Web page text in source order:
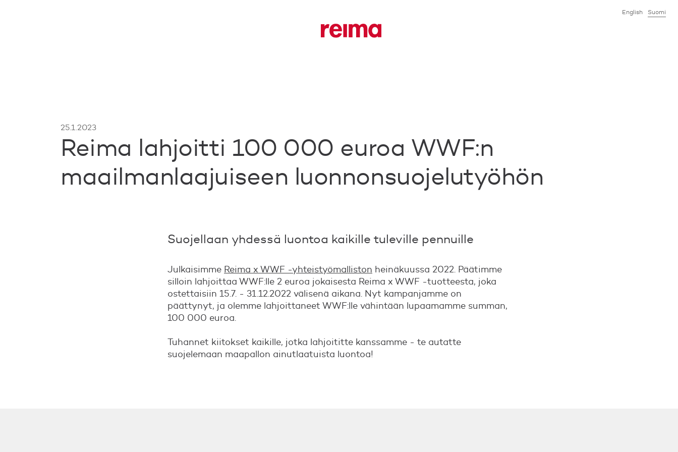
English Suomi
25.1.2023
Reima lahjoitti 100 000 euroa WWF:n
maailmanlaajuiseen luonnonsuojelutyöhön
Suojellaan yhdessä luontoa kaikille tuleville pennuille
Julkaisimme Reima x WWF -yhteistyömalliston heinäkuussa 2022. Päätimme
silloin lahjoittaa WWF:lle 2 euroa jokaisesta Reima x WWF -tuotteesta, joka
ostettaisiin 15.7. - 31.12.2022 välisenä aikana. Nyt kampanjamme on
päättynyt, ja olemme lahjoittaneet WWF:lle vähintään lupaamamme summan,
100 000 euroa.
Tuhannet kiitokset kaikille, jotka lahjoititte kanssamme - te autatte
suojelemaan maapallon ainutlaatuista luontoa!